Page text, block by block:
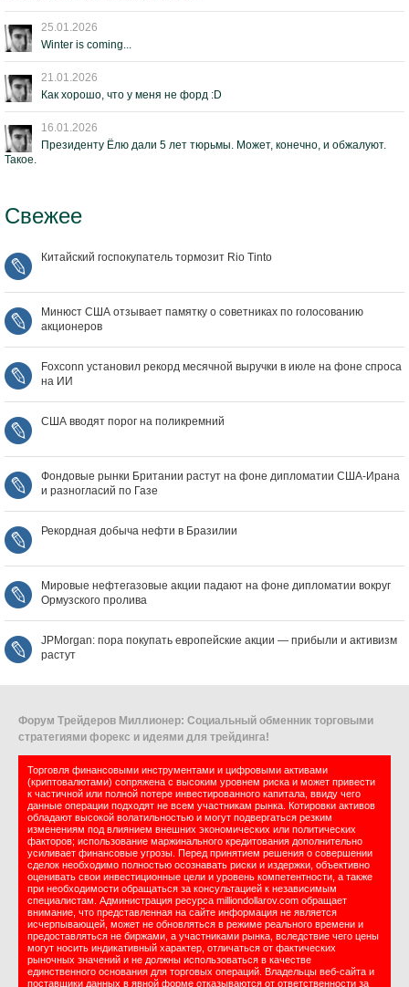
25.01.2026
Winter is coming...
21.01.2026
Как хорошо, что у меня не форд :D
16.01.2026
Президенту Ёлю дали 5 лет тюрьмы. Может, конечно, и обжалуют.
Такое.
Свежее
Китайский госпокупатель тормозит Rio Tinto
Минюст США отзывает памятку о советниках по голосованию
акционеров
Foxconn установил рекорд месячной выручки в июле на фоне спроса
на ИИ
США вводят порог на поликремний
Фондовые рынки Британии растут на фоне дипломатии США‑Ирана
и разногласий по Газе
Рекордная добыча нефти в Бразилии
Мировые нефтегазовые акции падают на фоне дипломатии вокруг
Ормузского пролива
JPMorgan: пора покупать европейские акции — прибыли и активизм
растут
Форум Трейдеров Миллионер: Социальный обменник торговыми
стратегиями форекс и идеями для трейдинга!
Торговля финансовыми инструментами и цифровыми активами
(криптовалютами) сопряжена с высоким уровнем риска и может привести
к частичной или полной потере инвестированного капитала, ввиду чего
данные операции подходят не всем участникам рынка. Котировки активов
обладают высокой волатильностью и могут подвергаться резким
изменениям под влиянием внешних экономических или политических
факторов; использование маржинального кредитования дополнительно
усиливает финансовые угрозы. Перед принятием решения о совершении
сделок необходимо полностью осознавать риски и издержки, объективно
оценивать свои инвестиционные цели и уровень компетентности, а также
при необходимости обращаться за консультацией к независимым
специалистам. Администрация ресурса milliondollarov.com обращает
внимание, что представленная на сайте информация не является
исчерпывающей, может не обновляться в режиме реального времени и
предоставляться не биржами, а участниками рынка, вследствие чего цены
могут носить индикативный характер, отличаться от фактических
рыночных значений и не должны использоваться в качестве
единственного основания для торговых операций. Владельцы веб-сайта и
поставщики данных в явной форме отказываются от ответственности за